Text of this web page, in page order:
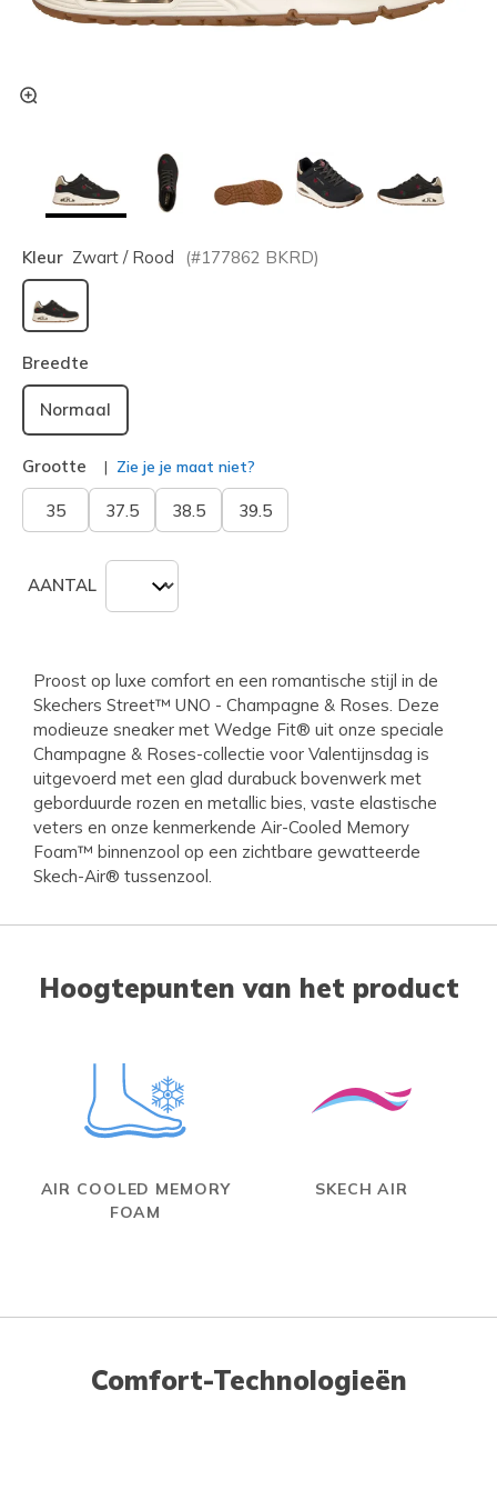
Kleur Zwart / Rood (#177862 BKRD)
geselecteerd
Breedte
Normaal
Grootte Zie je je maat niet?
35 37.5 38.5 39.5
AANTAL
Proost op luxe comfort en een romantische stijl in de
Skechers Street™ UNO - Champagne & Roses. Deze
modieuze sneaker met Wedge Fit® uit onze speciale
Champagne & Roses-collectie voor Valentijnsdag is
uitgevoerd met een glad durabuck bovenwerk met
geborduurde rozen en metallic bies, vaste elastische
veters en onze kenmerkende Air-Cooled Memory
Foam™ binnenzool op een zichtbare gewatteerde
Skech-Air® tussenzool.
Hoogtepunten van het product
AIR COOLED MEMORY
FOAM
SKECH AIR
Comfort-Technologieën